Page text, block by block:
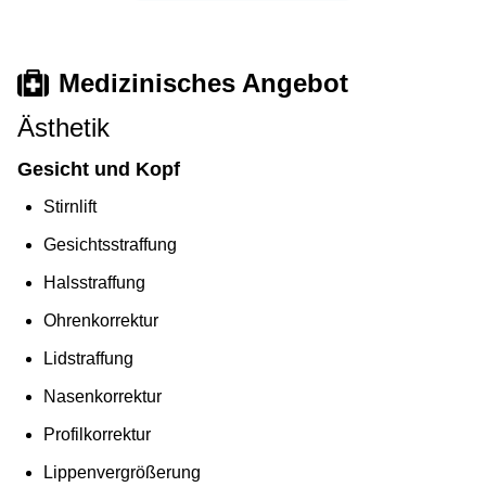
Medizinisches Angebot
Ästhetik
Gesicht und Kopf
Stirnlift
Gesichtsstraffung
Halsstraffung
Ohrenkorrektur
Lidstraffung
Nasenkorrektur
Profilkorrektur
Lippenvergrößerung